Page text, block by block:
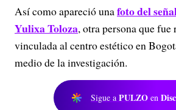
Así como apareció unafoto del
Yulixa Toloza, otra persona que fue
vinculada al centro estético en
medio de la investigación.
Sigue a PULZO en